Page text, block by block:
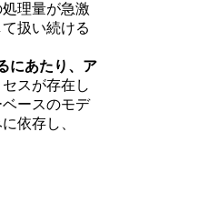
理量が急激
扱い続ける
にあたり、ア
スが存在し
ースのモデ
依存し、